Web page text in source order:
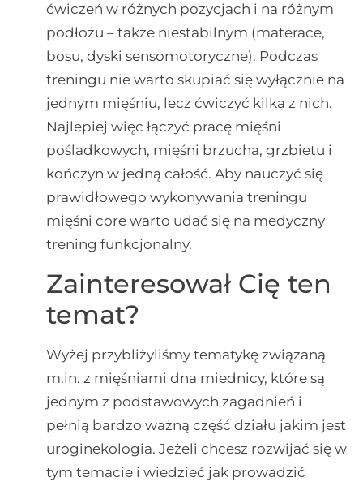
ćwiczeń w różnych pozycjach i na różnym
podłożu – także niestabilnym (materace,
bosu, dyski sensomotoryczne). Podczas
treningu nie warto skupiać się wyłącznie na
jednym mięśniu, lecz ćwiczyć kilka z nich.
Najlepiej więc łączyć pracę mięśni
pośladkowych, mięśni brzucha, grzbietu i
kończyn w jedną całość. Aby nauczyć się
prawidłowego wykonywania treningu
mięśni core warto udać się na medyczny
trening funkcjonalny.
Zainteresował Cię ten
temat?
Wyżej przybliżyliśmy tematykę związaną
m.in. z mięśniami dna miednicy, które są
jednym z podstawowych zagadnień i
pełnią bardzo ważną część działu jakim jest
uroginekologia. Jeżeli chcesz rozwijać się w
tym temacie i wiedzieć jak prowadzić